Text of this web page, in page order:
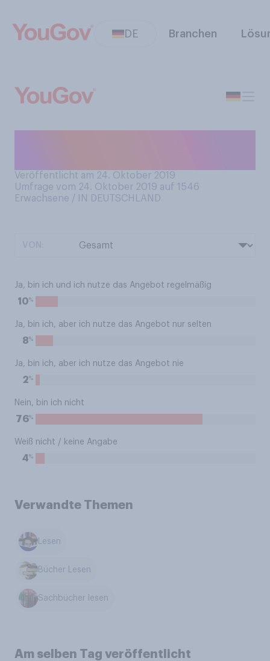
DE Branchen
Veröffentlicht am 24. Oktober 2019
Umfrage vom 24. Oktober 2019 auf 1546
Erwachsene / IN DEUTSCHLAND
Ja, bin ich und ich nutze das Angebot regelmäßig
10%
Ja, bin ich, aber ich nutze das Angebot nur selten
8%
Ja, bin ich, aber ich nutze das Angebot nie
2%
Nein, bin ich nicht
76%
Weiß nicht / keine Angabe
4%
Verwandte Themen
Lesen
Bücher Lesen
Sachbücher lesen
Am selben Tag veröffentlicht